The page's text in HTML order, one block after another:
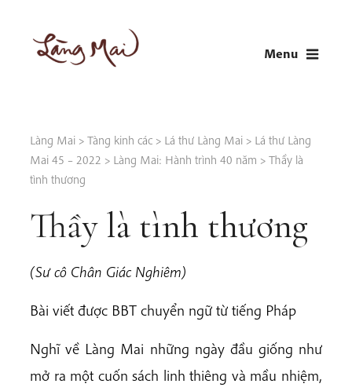
content
Menu
Làng Mai > Tàng kinh các > Lá thư Làng Mai > Lá thư Làng
Mai 45 – 2022 > Làng Mai: Hành trình 40 năm > Thầy là
tình thương
Thầy là tình thương
(Sư cô Chân Giác Nghiêm)
Bài viết được BBT chuyển ngữ từ tiếng Pháp
Nghĩ về Làng Mai những ngày đầu giống như
mở ra một cuốn sách linh thiêng và mầu nhiệm,